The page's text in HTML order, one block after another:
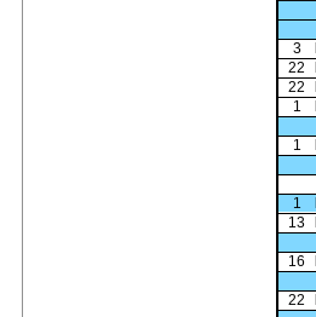
3
22
22
1
1
1
13
16
22